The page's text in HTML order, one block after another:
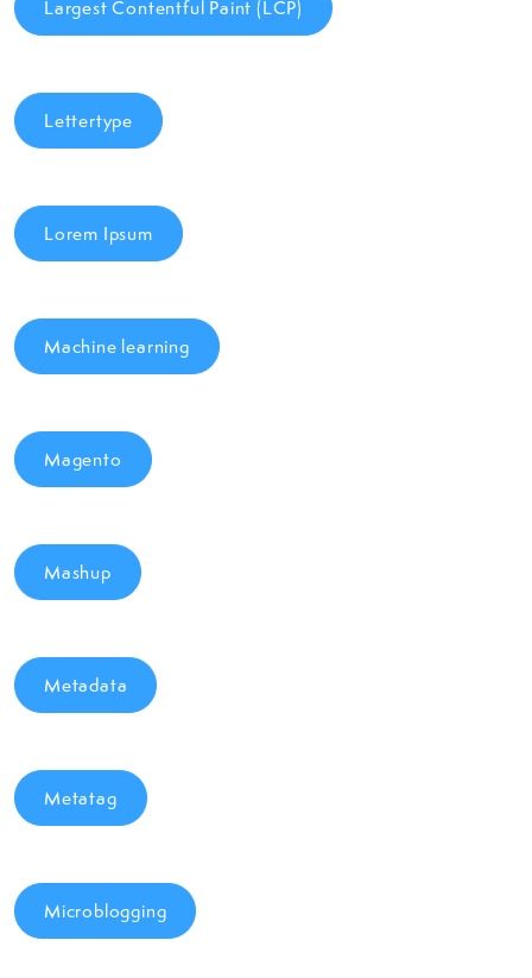
Largest Contentful Paint (LCP)
Lettertype
Lorem Ipsum
Machine learning
Magento
Mashup
Metadata
Metatag
Microblogging